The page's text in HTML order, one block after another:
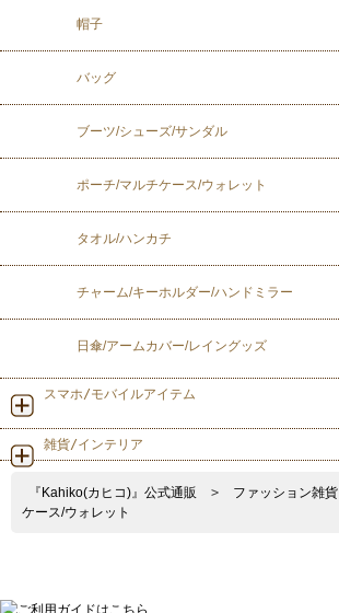
帽子
バッグ
ブーツ/シューズ/サンダル
ポーチ/マルチケース/ウォレット
タオル/ハンカチ
チャーム/キーホルダー/ハンドミラー
日傘/アームカバー/レイングッズ
スマホ/モバイルアイテム
雑貨/インテリア
『Kahiko(カヒコ)』公式通販 > ファッション雑貨
ケース/ウォレット